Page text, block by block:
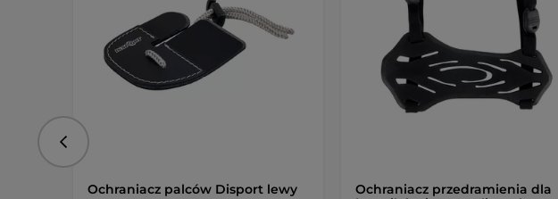
Ochraniacz palców Disport lewy
Ochraniacz przedramienia dla
Poprzedni